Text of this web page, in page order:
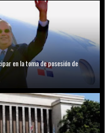
en la toma de posesión de